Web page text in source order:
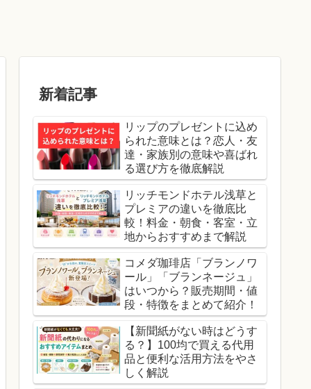
新着記事
リップのプレゼントに込め
られた意味とは？恋人・友
達・家族別の意味や喜ばれ
る選び方を徹底解説
リッチモンドホテル浅草と
プレミアの違いを徹底比
較！料金・朝食・客室・立
地からおすすめまで解説
コメダ珈琲店「ブランノワ
ール」「ブランネージュ」
はいつから？販売期間・値
段・特徴をまとめて紹介！
【新聞紙がない時はどうす
る？】100均で買える代用
品と便利な活用方法をやさ
しく解説